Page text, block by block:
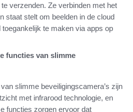
verzenden. Ze verbinden met het
staat stelt om beelden in de cloud
te maken via apps op
functies van slimme
slimme beveiligingscamera’s zijn
met infrarood technologie, en
functies zorgen ervoor dat